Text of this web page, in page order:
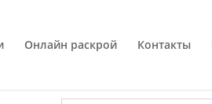
Онлайн раскрой Контакты